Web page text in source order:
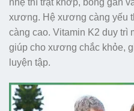
nhẹ thì trật khớp, bong gân
xương. Hệ xương càng yếu
càng cao. Vitamin K2 duy trì
giúp cho xương chắc khỏe,
luyện tập.